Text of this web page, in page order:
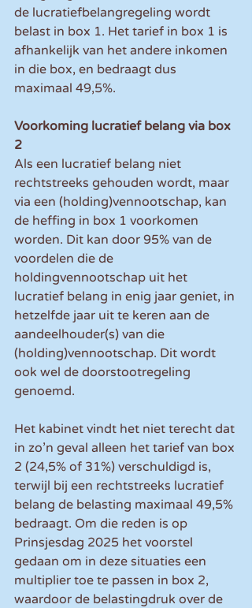
de lucratiefbelangregeling wordt
belast in box 1. Het tarief in box 1 is
afhankelijk van het andere inkomen
in die box, en bedraagt dus
maximaal 49,5%.
Voorkoming lucratief belang via box
2
Als een lucratief belang niet
rechtstreeks gehouden wordt, maar
via een (holding)vennootschap, kan
de heffing in box 1 voorkomen
worden. Dit kan door 95% van de
voordelen die de
holdingvennootschap uit het
lucratief belang in enig jaar geniet, in
hetzelfde jaar uit te keren aan de
aandeelhouder(s) van die
(holding)vennootschap. Dit wordt
ook wel de doorstootregeling
genoemd.
Het kabinet vindt het niet terecht dat
in zo’n geval alleen het tarief van box
2 (24,5% of 31%) verschuldigd is,
terwijl bij een rechtstreeks lucratief
belang de belasting maximaal 49,5%
bedraagt. Om die reden is op
Prinsjesdag 2025 het voorstel
gedaan om in deze situaties een
multiplier toe te passen in box 2,
waardoor de belastingdruk over de